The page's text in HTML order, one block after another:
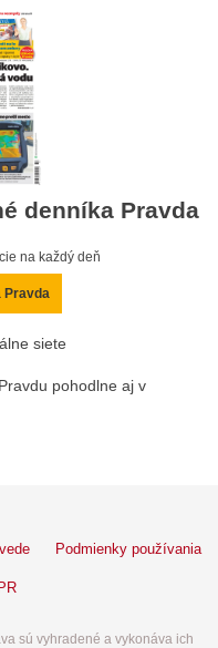
denníka Pravda
na každý deň
Pravda
siete
pohodlne aj v
Podmienky používania
sú vyhradené a vykonáva ich